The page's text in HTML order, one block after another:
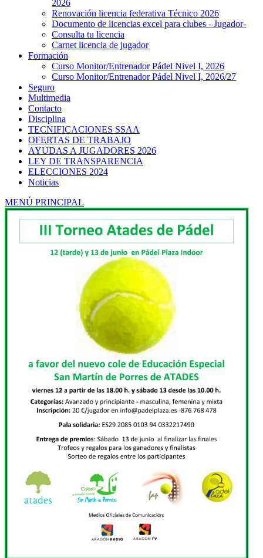
2026
Renovación licencia federativa Técnico 2026
Documento de licencias excel para clubes - Jugador-
Consulta tu licencia
Carnet licencia de jugador
Formación
Curso Monitor/Entrenador Pádel Nivel I, 2026
Curso Monitor/Entrenador Pádel Nivel I, 2026/27
Seguro
Multimedia
Contacto
Disciplina
TECNIFICACIONES SSAA
OFERTAS DE TRABAJO
AYUDAS A JUGADORES 2026
LEY DE TRANSPARENCIA
ELECCIONES 2024
Noticias
MENÚ PRINCIPAL